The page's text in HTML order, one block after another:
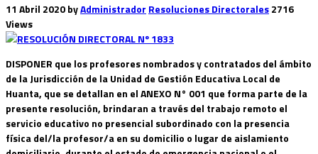
11 Abril 2020byAdministrador Resoluciones Directorales2716
Views
DISPONER que los profesores nombrados y contratados del ámbito
de la Jurisdicción de la Unidad de Gestión Educativa Local de
Huanta, que se detallan en el ANEXO N° 001 que forma parte de la
presente resolución, brindaran a través del trabajo remoto el
servicio educativo no presencial subordinado con la presencia
física del/la profesor/a en su domicilio o lugar de aislamiento